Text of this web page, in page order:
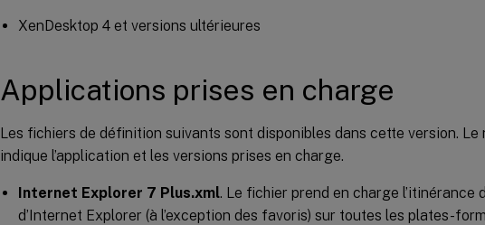
XenDesktop 4 et versions ultérieures
Applications prises en charge
Les fichiers de définition suivants sont disponibles dans cette version. Le
indique l’application et les versions prises en charge.
Internet Explorer 7 Plus.xml. Le fichier prend en charge l’itinérance
d’Internet Explorer (à l’exception des favoris) sur toutes les plates-